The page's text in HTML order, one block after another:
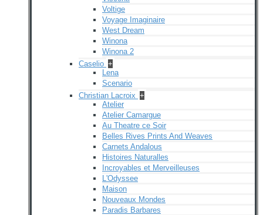
Voltige
Voyage Imaginaire
West Dream
Winona
Winona 2
Caselio +
Lena
Scenario
Christian Lacroix +
Atelier
Atelier Camargue
Au Theatre ce Soir
Belles Rives Prints And Weaves
Carnets Andalous
Histoires Naturalles
Incroyables et Merveilleuses
L'Odyssee
Maison
Nouveaux Mondes
Paradis Barbares